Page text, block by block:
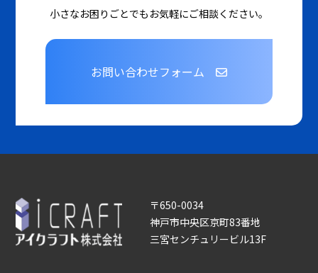
小さなお困りごとでもお気軽にご相談ください。
お問い合わせフォーム
〒650-0034
神戸市中央区京町83番地
三宮センチュリービル13F